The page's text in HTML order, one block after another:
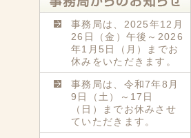
事務局は、2025年12月
26日（金）午後～2026
年1月5日（月）までお
休みをいただきます。
事務局は、令和7年8月
9日（土）～17日
（日）までお休みさせ
ていただきます。